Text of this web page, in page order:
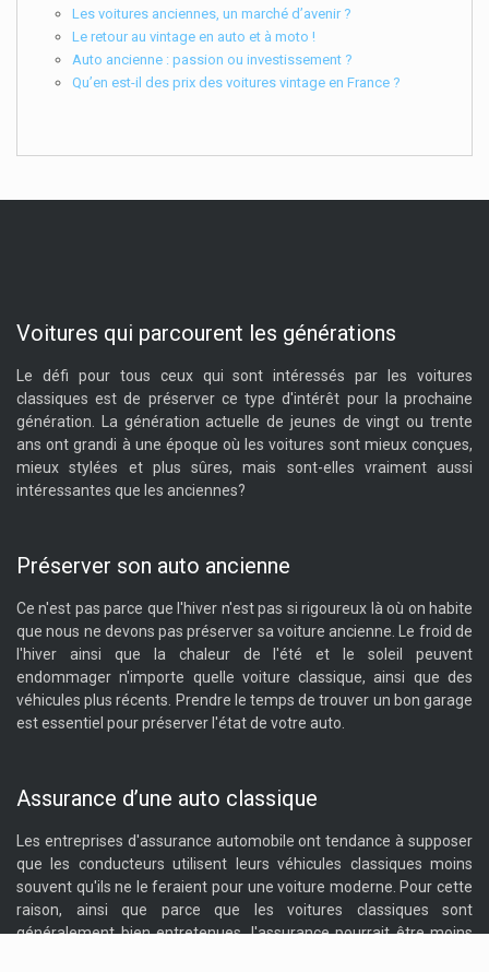
Les voitures anciennes, un marché d’avenir ?
Le retour au vintage en auto et à moto !
Auto ancienne : passion ou investissement ?
Qu’en est-il des prix des voitures vintage en France ?
Voitures qui parcourent les générations
Le défi pour tous ceux qui sont intéressés par les voitures
classiques est de préserver ce type d'intérêt pour la prochaine
génération. La génération actuelle de jeunes de vingt ou trente
ans ont grandi à une époque où les voitures sont mieux conçues,
mieux stylées et plus sûres, mais sont-elles vraiment aussi
intéressantes que les anciennes?
Préserver son auto ancienne
Ce n'est pas parce que l'hiver n'est pas si rigoureux là où on habite
que nous ne devons pas préserver sa voiture ancienne. Le froid de
l'hiver ainsi que la chaleur de l'été et le soleil peuvent
endommager n'importe quelle voiture classique, ainsi que des
véhicules plus récents. Prendre le temps de trouver un bon garage
est essentiel pour préserver l'état de votre auto.
Assurance d’une auto classique
Les entreprises d'assurance automobile ont tendance à supposer
que les conducteurs utilisent leurs véhicules classiques moins
souvent qu'ils ne le feraient pour une voiture moderne. Pour cette
raison, ainsi que parce que les voitures classiques sont
généralement bien entretenues, l'assurance pourrait être moins